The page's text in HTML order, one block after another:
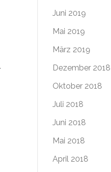
Juni 2019
Mai 2019
März 2019
Dezember 2018
Oktober 2018
Juli 2018
Juni 2018
Mai 2018
April 2018